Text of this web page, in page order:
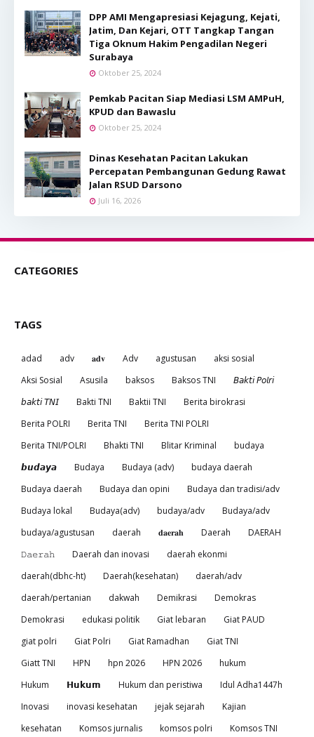
DPP AMI Mengapresiasi Kejagung, Kejati,
Jatim, Dan Kejari, OTT Tangkap Tangan
Tiga Oknum Hakim Pengadilan Negeri
Surabaya
Oktober 25, 2024
Pemkab Pacitan Siap Mediasi LSM AMPuH,
KPUD dan Bawaslu
Oktober 25, 2024
Dinas Kesehatan Pacitan Lakukan
Percepatan Pembangunan Gedung Rawat
Jalan RSUD Darsono
Juli 16, 2026
CATEGORIES
TAGS
adad adv 𝐚𝐝𝐯 Adv agustusan
aksi sosial
Aksi Sosial
Asusila baksos Baksos TNI
𝘉𝘢𝘬𝘵𝘪 𝘗𝘰𝘭𝘳𝘪
𝘣𝘢𝘬𝘵𝘪 𝘛𝘕𝘐
Bakti TNI Baktii TNI
Berita birokrasi
Berita POLRI
Berita TNI
Berita TNI POLRI
Berita TNI/POLRI
Bhakti TNI Blitar Kriminal
budaya
𝙗𝙪𝙙𝙖𝙮𝙖
Budaya Budaya (adv)
budaya daerah
Budaya daerah
Budaya dan opini
Budaya dan tradisi/adv
Budaya lokal
Budaya(adv) budaya/adv
Budaya/adv
budaya/agustusan
daerah 𝐝𝐚𝐞𝐫𝐚𝐡 Daerah
DAERAH
𝙳𝚊𝚎𝚛𝚊𝚑
Daerah dan inovasi
daerah ekonmi
daerah(dbhc-ht)
Daerah(kesehatan)
daerah/adv
daerah/pertanian
dakwah Demikrasi
Demokras
Demokrasi
edukasi politik Giat lebaran
Giat PAUD
giat polri
Giat Polri Giat Ramadhan
Giat TNI
Giatt TNI
HPN hpn 2026 HPN 2026
hukum
Hukum
𝗛𝘂𝗸𝘂𝗺 Hukum dan peristiwa
Idul Adha1447h
Inovasi
inovasi kesehatan jejak sejarah
Kajian
kesehatan
Komsos jurnalis komsos polri Komsos TNI